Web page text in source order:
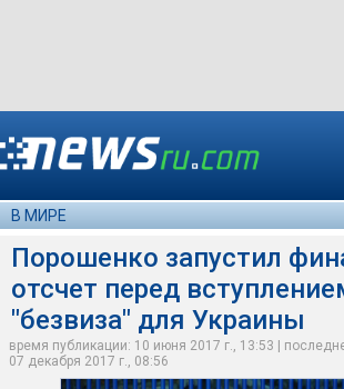
В МИРЕ
Порошенко запустил
отсчет перед
"безвиза" для Украины
время публикации: 10 июня 2017 г., 13:53 |
07 декабря 2017 г., 08:56